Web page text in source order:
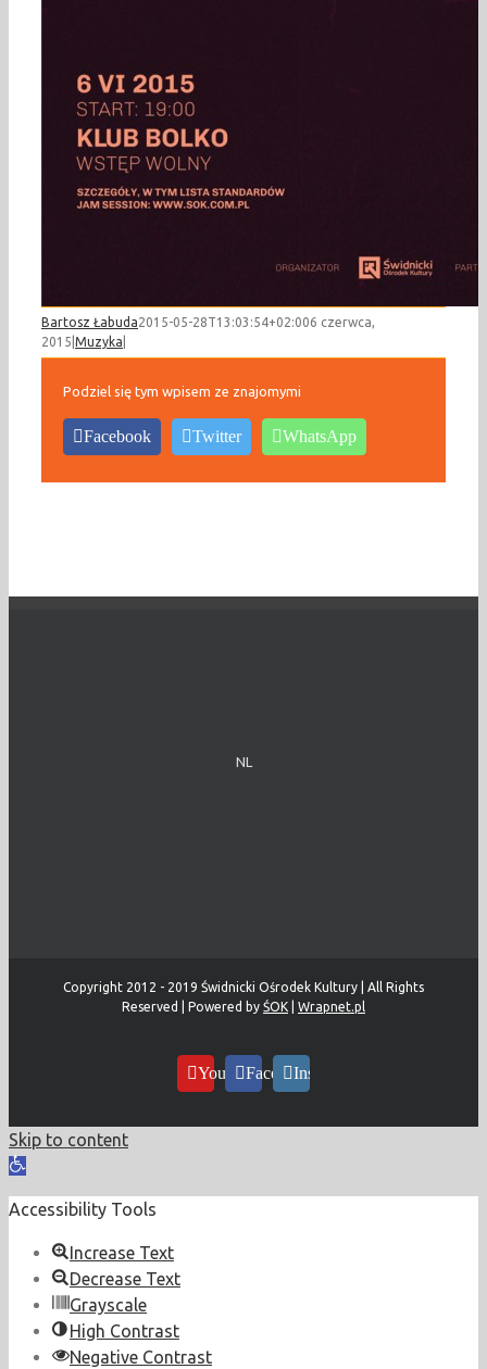
Bartosz Łabuda2015-05-28T13:03:54+02:006 czerwca,
2015 Muzyka
Podziel się tym wpisem ze znajomymi
Facebook Twitter WhatsApp
NL
Copyright 2012 - 2019 Świdnicki Ośrodek Kultury | All Rights
Reserved | Powered by ŚOK Wrapnet.pl
YouTubeFacebookInstagram
Skip to content
Open
Accessibility Tools
Increase Text
Decrease Text
Grayscale
High Contrast
Negative Contrast